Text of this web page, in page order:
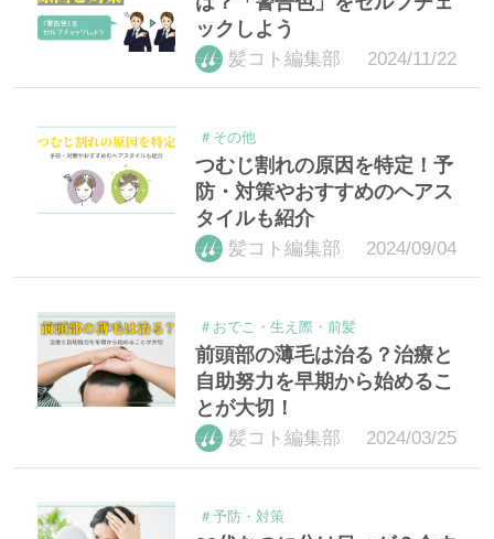
ックしよう
髪コト編集部
2024/11/22
＃その他
つむじ割れの原因を特定！予
防・対策やおすすめのヘアス
タイルも紹介
髪コト編集部
2024/09/04
＃おでこ・生え際・前髪
前頭部の薄毛は治る？治療と
自助努力を早期から始めるこ
とが大切！
髪コト編集部
2024/03/25
＃予防・対策